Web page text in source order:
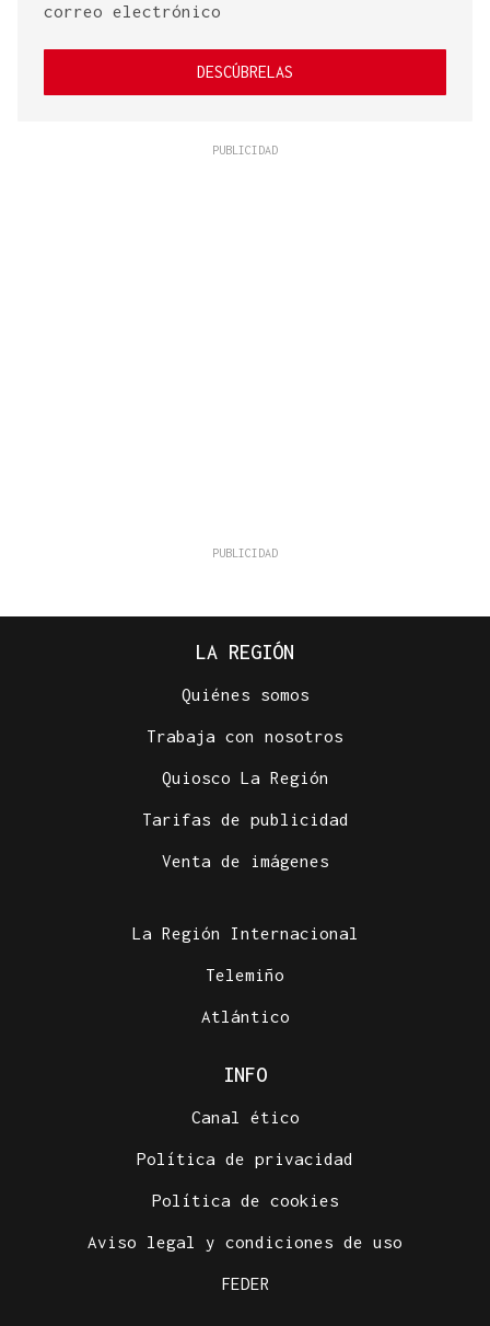
correo electrónico
DESCÚBRELAS
LA REGIÓN
Quiénes somos
Trabaja con nosotros
Quiosco La Región
Tarifas de publicidad
Venta de imágenes
La Región Internacional
Telemiño
Atlántico
INFO
Canal ético
Política de privacidad
Política de cookies
Aviso legal y condiciones de uso
FEDER